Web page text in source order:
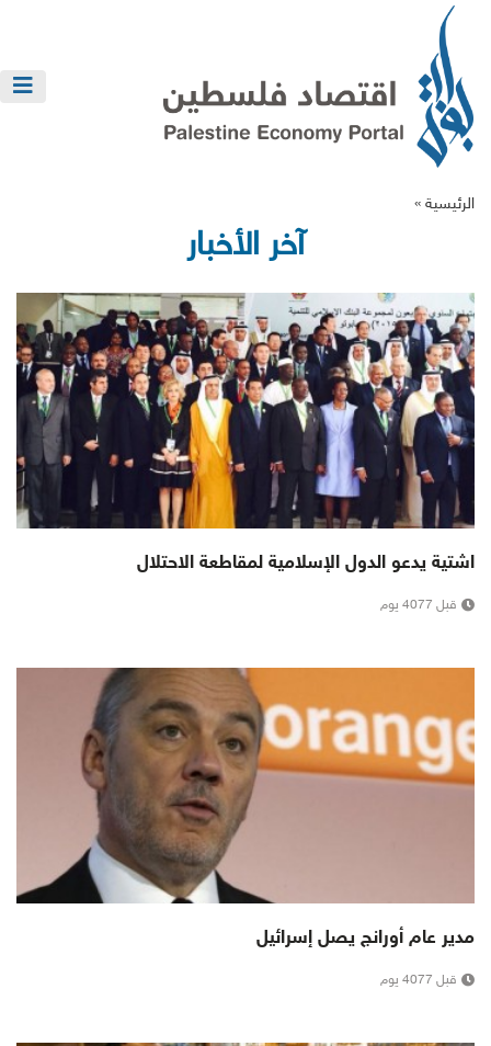
الرئيسية »
آخر الأخبار
اشتية يدعو الدول الإسلامية لمقاطعة الاحتلال
قبل 4077 يوم
مدير عام أورانج يصل إسرائيل
قبل 4077 يوم